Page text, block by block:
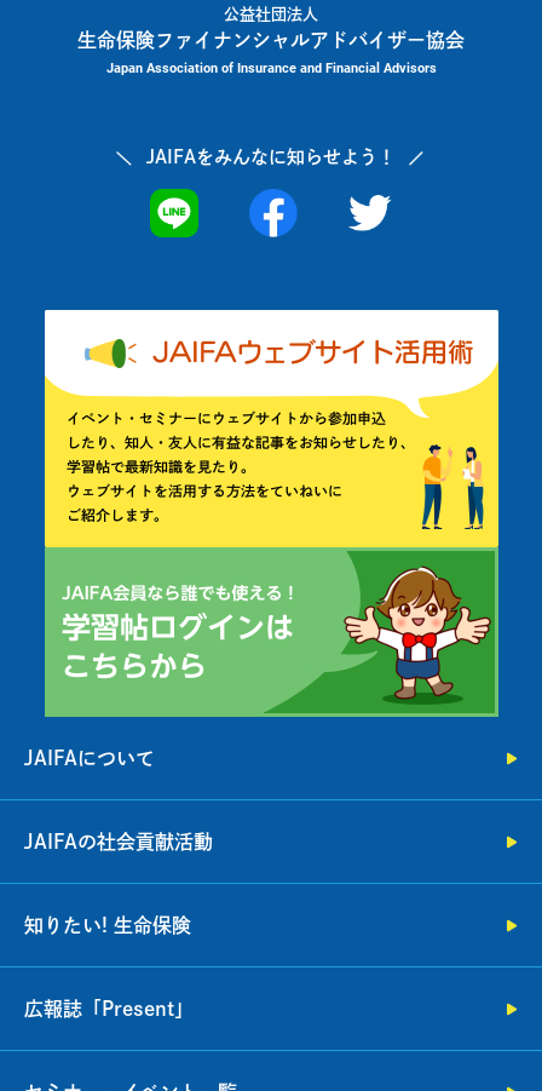
公益社団法人
生命保険ファイナンシャルアドバイザー協会
Japan Association of Insurance and Financial Advisors
JAIFAをみんなに知らせよう！
JAIFAについて
JAIFAの社会貢献活動
知りたい! 生命保険
広報誌「Present」